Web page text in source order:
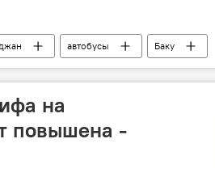
автобусы
Баку
на
повышена -